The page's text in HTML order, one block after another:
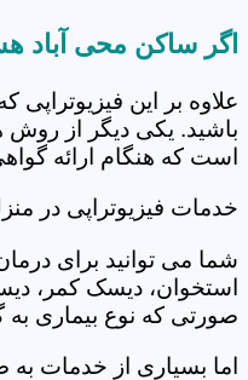
اگر ساکن محی آباد
علاوه بر این فیزیوتراپی
باشید. یکی دیگر از روش
است که هنگام ارائه
خدمات فیزیوتراپی در
شما می توانید برای
استخوان، دیسک کمر،
صورتی که نوع بیماری به
اما بسیاری از خدمات